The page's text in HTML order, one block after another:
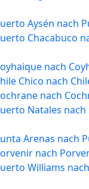
Aysén nach
Chacabuco
nach
Chico nach
nach
Natales
Arenas nach
nach
Williams